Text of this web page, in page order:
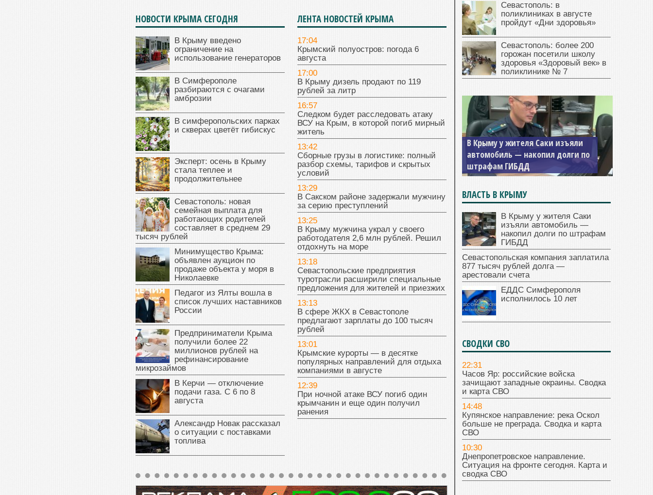
НОВОСТИ КРЫМА СЕГОДНЯ
В Крыму введено
ограничение на
использование генераторов
В Симферополе
разбираются с очагами
амброзии
В симферопольских парках
и скверах цветёт гибискус
Эксперт: осень в Крыму
стала теплее и
продолжительнее
Севастополь: новая
семейная выплата для
работающих родителей
составляет в среднем 29
тысяч рублей
Минимущество Крыма:
объявлен аукцион по
продаже объекта у моря в
Николаевке
Педагог из Ялты вошла в
список лучших наставников
России
Предприниматели Крыма
получили более 22
миллионов рублей на
рефинансирование
микрозаймов
В Керчи — отключение
подачи газа. С 6 по 8
августа
Александр Новак рассказал
о ситуации с поставками
топлива
ЛЕНТА НОВОСТЕЙ КРЫМА
17:04
Крымский полуостров: погода 6
августа
17:00
В Крыму дизель продают по 119
рублей за литр
16:57
Следком будет расследовать атаку
ВСУ на Крым, в которой погиб мирный
житель
13:42
Сборные грузы в логистике: полный
разбор схемы, тарифов и скрытых
условий
13:29
В Сакском районе задержали мужчину
за серию преступлений
13:25
В Крыму мужчина украл у своего
работодателя 2,6 млн рублей. Решил
отдохнуть на море
13:18
Севастопольские предприятия
туротрасли расширили специальные
предложения для жителей и приезжих
13:13
В сфере ЖКХ в Севастополе
предлагают зарплаты до 100 тысяч
рублей
13:01
Крымские курорты — в десятке
популярных направлений для отдыха
компаниями в августе
12:39
При ночной атаке ВСУ погиб один
крымчанин и еще один получил
ранения
Севастополь: в
поликлиниках в августе
пройдут «Дни здоровья»
Севастополь: более 200
горожан посетили школу
здоровья «Здоровый век» в
поликлинике № 7
В Крыму у жителя Саки изъяли
автомобиль — накопил долги по
штрафам ГИБДД
ВЛАСТЬ В КРЫМУ
В Крыму у жителя Саки
изъяли автомобиль —
накопил долги по штрафам
ГИБДД
Севастопольская компания заплатила
877 тысяч рублей долга —
арестовали счета
ЕДДС Симферополя
исполнилось 10 лет
СВОДКИ СВО
22:31
Часов Яр: российские войска
зачищают западные окраины. Сводка
и карта СВО
14:48
Купянское направление: река Оскол
больше не преграда. Сводка и карта
СВО
10:30
Днепропетровское направление.
Ситуация на фронте сегодня. Карта и
сводка СВО